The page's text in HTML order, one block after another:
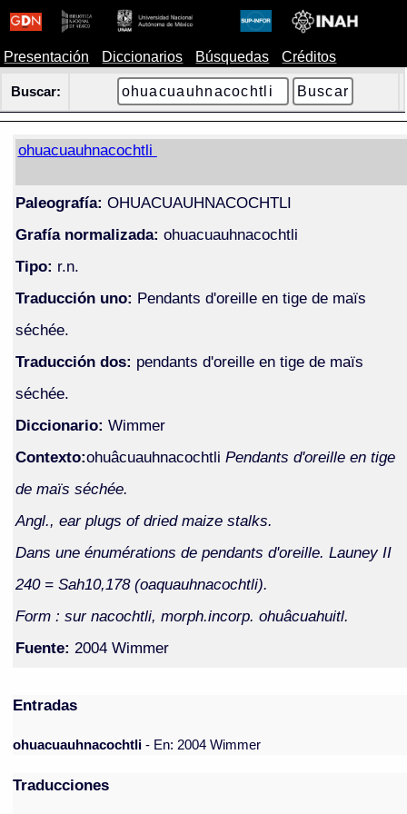
Presentación Diccionarios Búsquedas Créditos
Buscar:
ohuacuauhnacochtli
Paleografía: OHUACUAUHNACOCHTLI
Grafía normalizada: ohuacuauhnacochtli
Tipo: r.n.
Traducción uno: Pendants d'oreille en tige de maïs
séchée.
Traducción dos: pendants d'oreille en tige de maïs
séchée.
Diccionario: Wimmer
Contexto:ohuâcuauhnacochtli Pendants d'oreille en tige
de maïs séchée.
Angl., ear plugs of dried maize stalks.
Dans une énumérations de pendants d'oreille. Launey II
240 = Sah10,178 (oaquauhnacochtli).
Form : sur nacochtli, morph.incorp. ohuâcuahuitl.
Fuente: 2004 Wimmer
Entradas
ohuacuauhnacochtli- En: 2004 Wimmer
Traducciones